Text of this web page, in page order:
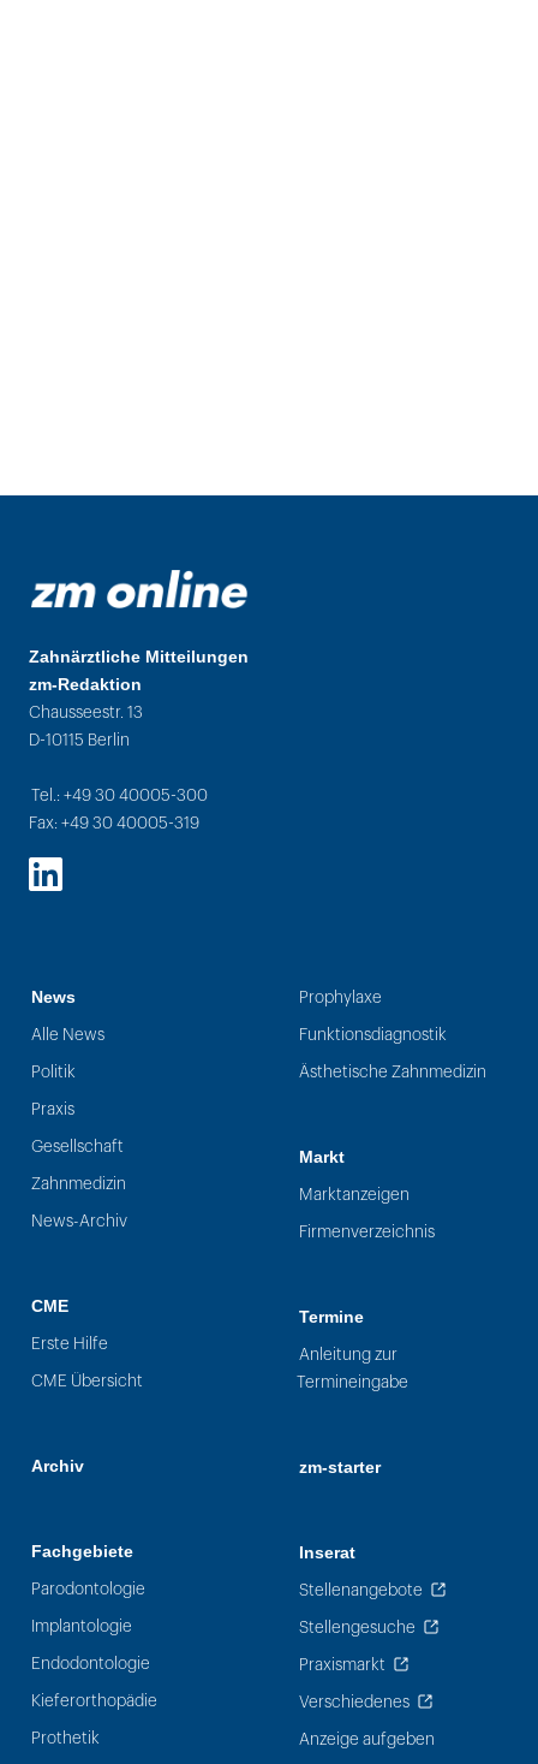
Zahnärztliche Mitteilungen
zm-Redaktion
Chausseestr. 13
D-10115 Berlin
Tel.: +49 30 40005-300
Fax: +49 30 40005-319
LinkedIn
News
Alle News
Politik
Praxis
Gesellschaft
Zahnmedizin
News-Archiv
CME
Erste Hilfe
CME Übersicht
Archiv
Fachgebiete
Parodontologie
Implantologie
Endodontologie
Kieferorthopädie
Prothetik
Prophylaxe
Funktionsdiagnostik
Ästhetische Zahnmedizin
Markt
Marktanzeigen
Firmenverzeichnis
Termine
Anleitung zur
Termineingabe
zm-starter
Inserat
Stellenangebote
Stellengesuche
Praxismarkt
Verschiedenes
Anzeige aufgeben